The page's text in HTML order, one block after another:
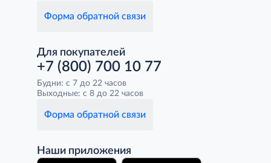
Форма обратной связи
Для покупателей
+7 (800) 700 10 77
Будни: с 7 до 22 часов
Выходные: с 8 до 22 часов
Форма обратной связи
Наши приложения